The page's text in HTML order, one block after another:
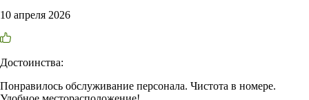
10 апреля 2026
Достоинства:
Понравилось обслуживание персонала. Чистота в номере.